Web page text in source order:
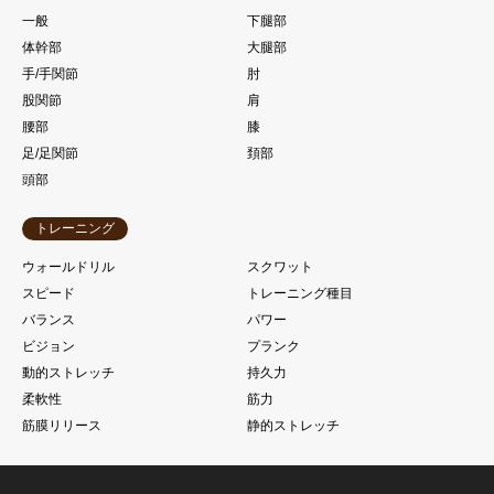
一般
下腿部
体幹部
大腿部
手/手関節
肘
股関節
肩
腰部
膝
足/足関節
頚部
頭部
トレーニング
ウォールドリル
スクワット
スピード
トレーニング種目
バランス
パワー
ビジョン
プランク
動的ストレッチ
持久力
柔軟性
筋力
筋膜リリース
静的ストレッチ